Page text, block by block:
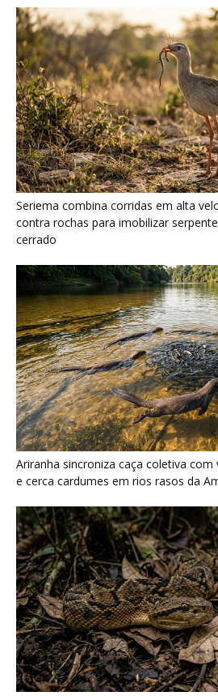
Seriema combina corridas em alta
contra rochas para imobilizar
cerrado
Ariranha sincroniza caça coletiva com
e cerca cardumes em rios rasos da